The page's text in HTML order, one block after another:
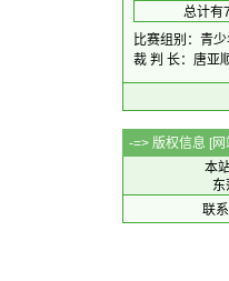
总计有
比赛组别：青
裁 判 长：唐亚
-=> 版权信息 [网
本
联